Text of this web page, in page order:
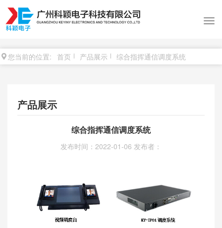
您当前的位置: 首页 产品展示 综合指挥通信调度系统
产品展示
综合指挥通信调度系统
发布时间：2022-01-06 发布者：